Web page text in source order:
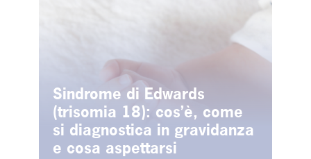
Sindrome di Edwards
(trisomia 18): cos’è, come
si diagnostica in gravidanza
e cosa aspettarsi